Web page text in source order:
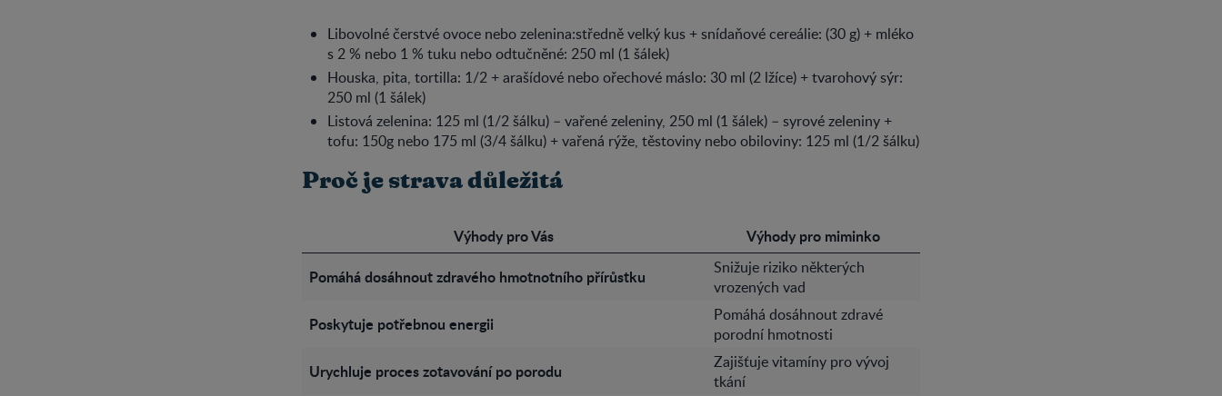
Libovolné čerstvé ovoce nebo zelenina:středně velký kus + snídaňové cereálie: (30 g) + mléko
s 2 % nebo 1 % tuku nebo odtučněné: 250 ml (1 šálek)
Houska, pita, tortilla: 1/2 + arašídové nebo ořechové máslo: 30 ml (2 lžíce) + tvarohový sýr:
250 ml (1 šálek)
Listová zelenina: 125 ml (1/2 šálku) – vařené zeleniny, 250 ml (1 šálek) – syrové zeleniny +
tofu: 150g nebo 175 ml (3/4 šálku) + vařená rýže, těstoviny nebo obiloviny: 125 ml (1/2 šálku)
Proč je strava důležitá
Výhody pro Vás
Výhody pro miminko
Pomáhá dosáhnout zdravého hmotnotního přírůstku
Snižuje riziko některých
vrozených vad
Poskytuje potřebnou energii
Pomáhá dosáhnout zdravé
porodní hmotnosti
Urychluje proces zotavování po porodu
Zajišťuje vitamíny pro vývoj
tkání